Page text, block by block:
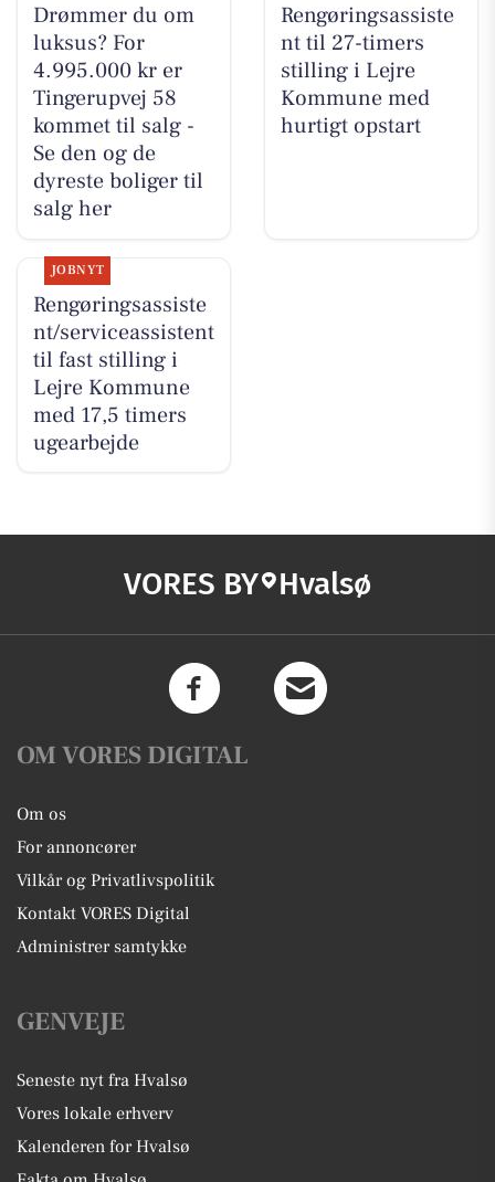
Drømmer du om
luksus? For
4.995.000 kr er
Tingerupvej 58
kommet til salg -
Se den og de
dyreste boliger til
salg her
Rengøringsassiste
nt til 27-timers
stilling i Lejre
Kommune med
hurtigt opstart
JOBNYT
Rengøringsassiste
nt/serviceassistent
til fast stilling i
Lejre Kommune
med 17,5 timers
ugearbejde
VORES BY Hvalsø
OM VORES DIGITAL
Om os
For annoncører
Vilkår og Privatlivspolitik
Kontakt VORES Digital
Administrer samtykke
GENVEJE
Seneste nyt fra Hvalsø
Vores lokale erhverv
Kalenderen for Hvalsø